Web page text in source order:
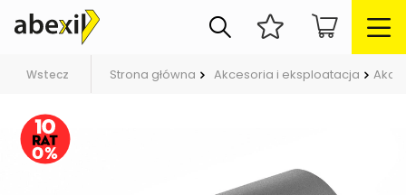
Wstecz Strona główna Akcesoria i eksploatacja